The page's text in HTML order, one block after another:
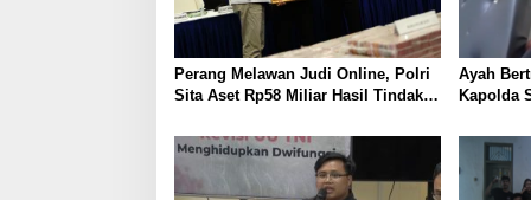
Perang Melawan Judi Online, Polri
Sita Aset Rp58 Miliar Hasil Tindak
Ayah
Kapolda